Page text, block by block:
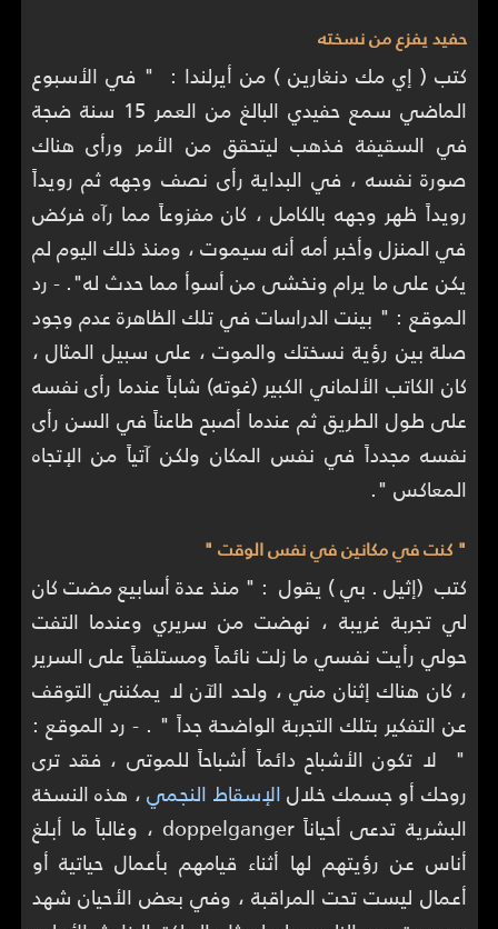
حفيد يفزع من نسخته
كتب ( إي مك دنغارين ) من أيرلندا : " في الأسبوع
الماضي سمع حفيدي البالغ من العمر 15 سنة ضجة
في السقيفة فذهب ليتحقق من الأمر ورأى هناك
صورة نفسه ، في البداية رأى نصف وجهه ثم رويداً
رويداً ظهر وجهه بالكامل ، كان مفزوعاً مما رآه فركض
في المنزل وأخبر أمه أنه سيموت ، ومنذ ذلك اليوم لم
يكن على ما يرام ونخشى من أسوأ مما حدث له". - رد
الموقع : " بينت الدراسات في تلك الظاهرة عدم وجود
صلة بين رؤية نسختك والموت ، على سبيل المثال ،
كان الكاتب الألماني الكبير (غوته) شاباً عندما رأى نفسه
على طول الطريق ثم عندما أصبح طاعناً في السن رأى
نفسه مجدداً في نفس المكان ولكن آتياً من الإتجاه
المعاكس ".
" كنت في مكانين في نفس الوقت "
كتب (إثيل . بي ) يقول : " منذ عدة أسابيع مضت كان
لي تجربة غريبة ، نهضت من سريري وعندما التفت
حولي رأيت نفسي ما زلت نائماً ومستلقياً على السرير
، كان هناك إثنان مني ، ولحد الآن لا يمكنني التوقف
عن التفكير بتلك التجربة الواضحة جداً " . - رد الموقع :
" لا تكون الأشباح دائماً أشباحاً للموتى ، فقد ترى
روحك أو جسمك خلالالإسقاط النجمي، هذه النسخة
البشرية تدعى أحياناً doppelganger ، وغالباً ما أبلغ
أناس عن رؤيتهم لها أثناء قيامهم بأعمال حياتية أو
أعمال ليست تحت المراقبة ، وفي بعض الأحيان شهد